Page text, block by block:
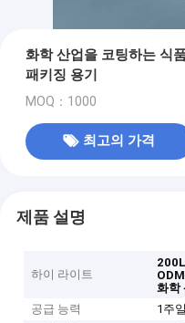
화학 산업을 코팅하는 식
패키징 용기
MOQ：1000
최고의 가격
제품 설명
하이 라이트
화학
공급 능력
1주